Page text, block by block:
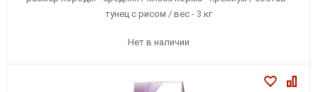
тунец с рисом / вес - 3 кг
Нет в наличии